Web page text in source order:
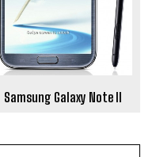
Samsung Galaxy Note II